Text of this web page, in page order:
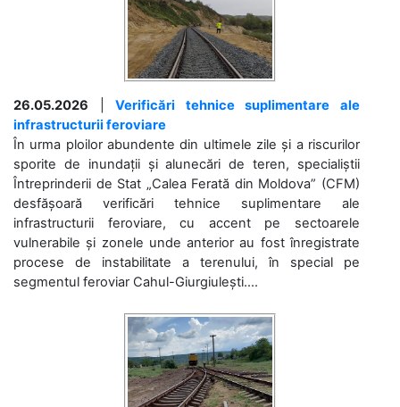
26.05.2026 |Verificări tehnice suplimentare ale
infrastructurii feroviare
În urma ploilor abundente din ultimele zile și a riscurilor
sporite de inundații și alunecări de teren, specialiștii
Întreprinderii de Stat „Calea Ferată din Moldova” (CFM)
desfășoară verificări tehnice suplimentare ale
infrastructurii feroviare, cu accent pe sectoarele
vulnerabile și zonele unde anterior au fost înregistrate
procese de instabilitate a terenului, în special pe
segmentul feroviar Cahul-Giurgiulești....